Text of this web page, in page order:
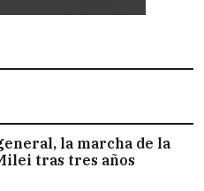
la marcha de la
tras tres años